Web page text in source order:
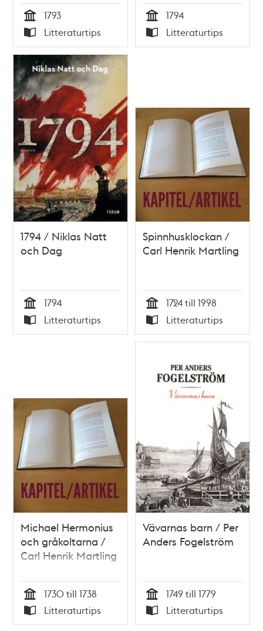
Darke
Tid
1793
Typ
Litteraturtips
Darke
Tid
1794
Typ
Litteraturtips
1794 / Niklas Natt
och Dag
Tid
1794
Typ
Litteraturtips
Spinnhusklockan /
Carl Henrik Martling
Tid
1724 till 1998
Typ
Litteraturtips
Michael Hermonius
och gråkoltarna /
Carl Henrik Martling
Tid
1730 till 1738
Typ
Litteraturtips
Vävarnas barn / Per
Anders Fogelström
Tid
1749 till 1779
Typ
Litteraturtips